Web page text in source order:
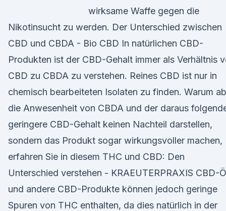
wirksame Waffe gegen die
Nikotinsucht zu werden. Der Unterschied zwischen
CBD und CBDA - Bio CBD In natürlichen CBD-
Produkten ist der CBD-Gehalt immer als Verhältnis
CBD zu CBDA zu verstehen. Reines CBD ist nur in
chemisch bearbeiteten Isolaten zu finden. Warum
die Anwesenheit von CBDA und der daraus
geringere CBD-Gehalt keinen Nachteil darstellen,
sondern das Produkt sogar wirkungsvoller machen,
erfahren Sie in diesem THC und CBD: Den
Unterschied verstehen - KRAEUTERPRAXIS CBD-
und andere CBD-Produkte können jedoch geringe
Spuren von THC enthalten, da dies natürlich in der